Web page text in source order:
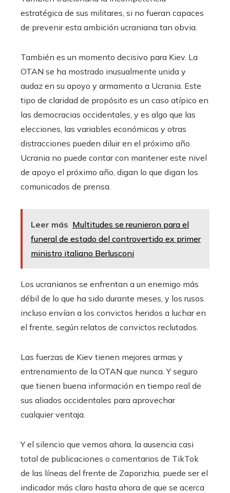
estratégica de sus militares, si no fueran capaces
de prevenir esta ambición ucraniana tan obvia.
También es un momento decisivo para Kiev. La
OTAN se ha mostrado inusualmente unida y
audaz en su apoyo y armamento a Ucrania. Este
tipo de claridad de propósito es un caso atípico en
las democracias occidentales, y es algo que las
elecciones, las variables económicas y otras
distracciones pueden diluir en el próximo año.
Ucrania no puede contar con mantener este nivel
de apoyo el próximo año, digan lo que digan los
comunicados de prensa.
Leer más Multitudes se reunieron para el
funeral de estado del controvertido ex primer
ministro italiano Berlusconi
Los ucranianos se enfrentan a un enemigo más
débil de lo que ha sido durante meses, y los rusos
incluso envían a los convictos heridos a luchar en
el frente, según relatos de convictos reclutados.
Las fuerzas de Kiev tienen mejores armas y
entrenamiento de la OTAN que nunca. Y seguro
que tienen buena información en tiempo real de
sus aliados occidentales para aprovechar
cualquier ventaja.
Y el silencio que vemos ahora, la ausencia casi
total de publicaciones o comentarios de TikTok
de las líneas del frente de Zaporizhia, puede ser el
indicador más claro hasta ahora de que se acerca